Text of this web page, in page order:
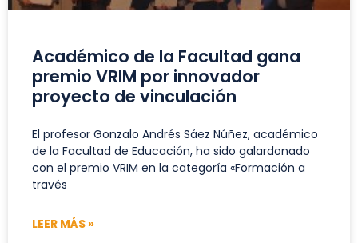
Académico de la Facultad gana
premio VRIM por innovador
proyecto de vinculación
El profesor Gonzalo Andrés Sáez Núñez, académico
de la Facultad de Educación, ha sido galardonado
con el premio VRIM en la categoría «Formación a
través
LEER MÁS »